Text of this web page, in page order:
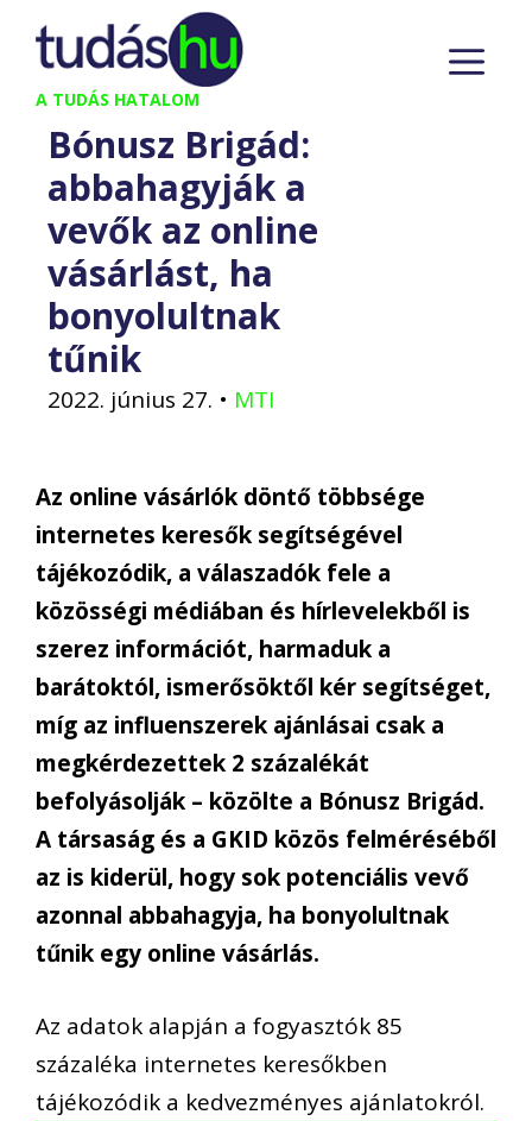
Kilépés
tartalomba
A TUDÁS HATALOM
Bónusz Brigád:
abbahagyják a
vevők az online
vásárlást, ha
bonyolultnak
tűnik
2022. június 27. • MTI
Az online vásárlók döntő többsége
internetes keresők segítségével
tájékozódik, a válaszadók fele a
közösségi médiában és hírlevelekből is
szerez információt, harmaduk a
barátoktól, ismerősöktől kér segítséget,
míg az influenszerek ajánlásai csak a
megkérdezettek 2 százalékát
befolyásolják – közölte a Bónusz Brigád.
A társaság és a GKID közös felméréséből
az is kiderül, hogy sok potenciális vevő
azonnal abbahagyja, ha bonyolultnak
tűnik egy online vásárlás.
Az adatok alapján a fogyasztók 85
százaléka internetes keresőkben
tájékozódik a kedvezményes ajánlatokról.